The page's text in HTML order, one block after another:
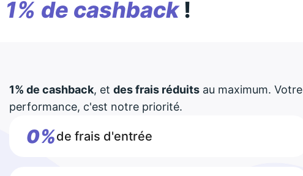
1% de cashback!
1% de cashback, et des frais réduitsau maximum. Votre
performance, c'est notre priorité.
0%de frais d'entrée